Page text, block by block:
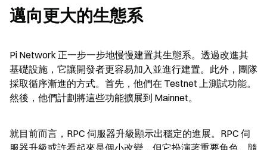
邁向更大的生態系
Pi Network 正一步一步地慢慢建置其生態系。透過改進其
基礎設施，它讓開發者更容易加入並進行建置。此外，團隊
採取循序漸進的方式。首先，他們在 Testnet 上測試功能。
然後，他們計劃將這些功能擴展到 Mainnet。
就目前而言，RPC 伺服器升級顯示出穩定的進展。RPC 伺
服器升級或許看起來是個小改變，但它扮演著重要角色。隨